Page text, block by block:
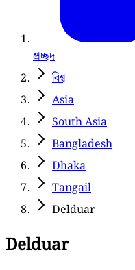
প্রচ্ছদ
বিশ্ব
Asia
South Asia
Bangladesh
Dhaka
Tangail
Delduar
Delduar